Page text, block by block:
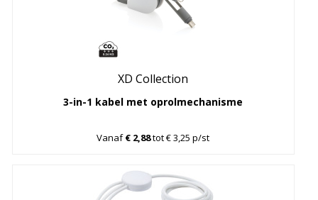
XD Collection
3-in-1 kabel met oprolmechanisme
Vanaf€ 2,88tot € 3,25 p/st